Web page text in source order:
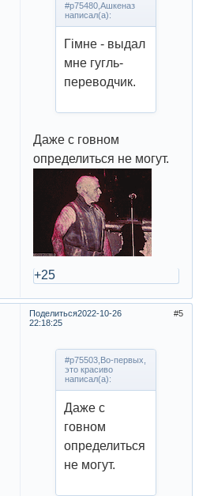
#p75480,Ашкеназ
написал(а):
Гімне - выдал
мне гугль-
переводчик.
Даже с говном
определиться не могут.
+25
Поделиться 5
2022-10-26
22:18:25
#p75503,Во-первых,
это красиво
написал(а):
Даже с
говном
определиться
не могут.